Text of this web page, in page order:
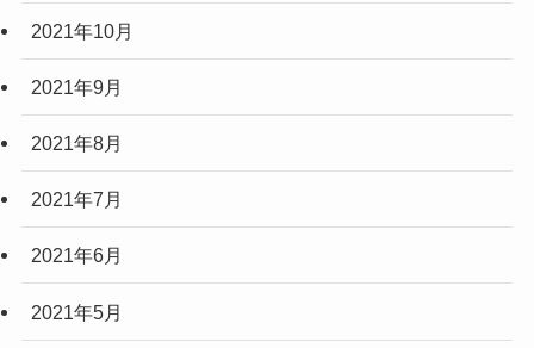
2021年10月
2021年9月
2021年8月
2021年7月
2021年6月
2021年5月